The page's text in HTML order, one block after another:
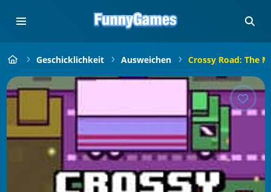
Geschicklichkeit Ausweichen Crossy Road: The